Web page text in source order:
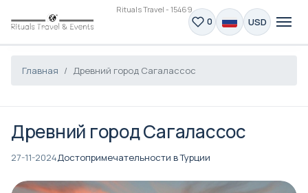
Rituals Travel - 15469
0 USD
Главная Древний город Сагалассос
Древний город Сагалассос
27-11-2024Достопримечательности в Турции